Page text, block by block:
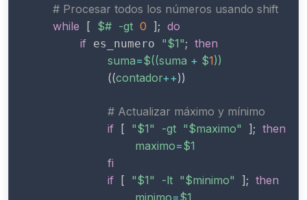
# Procesar todos los números usando shift
while [ $# -gt 0 ]; do
if es_numero "$1"; then
suma=$((suma + $1))
((contador++))
# Actualizar máximo y mínimo
if [ "$1" -gt "$maximo" ]; then
maximo=$1
fi
if [ "$1" -lt "$minimo" ]; then
minimo=$1